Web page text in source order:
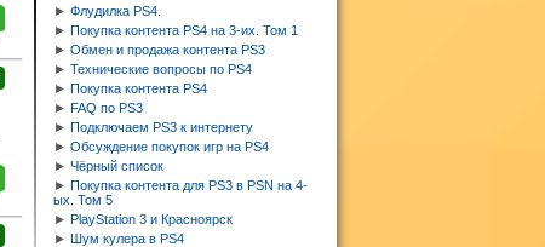
► Флудилка PS4.
► Покупка контента PS4 на 3-их. Том 1
► Обмен и продажа контента PS3
► Технические вопросы по PS4
► Покупка контента PS4
► FAQ по PS3
► Подключаем PS3 к интернету
► Обсуждение покупок игр на PS4
► Чёрный список
► Покупка контента для PS3 в PSN на 4-
ых. Том 5
► PlayStation 3 и Красноярск
► Шум кулера в PS4